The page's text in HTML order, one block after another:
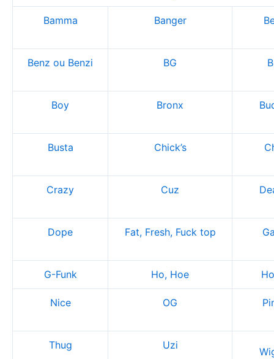
Bamma Banger
Benz ou Benzi BG
Boy Bronx
Busta Chick’s
Crazy Cuz
Dope Fat, Fresh, Fuck top
G-Funk Ho, Hoe
Nice OG
Thug Uzi